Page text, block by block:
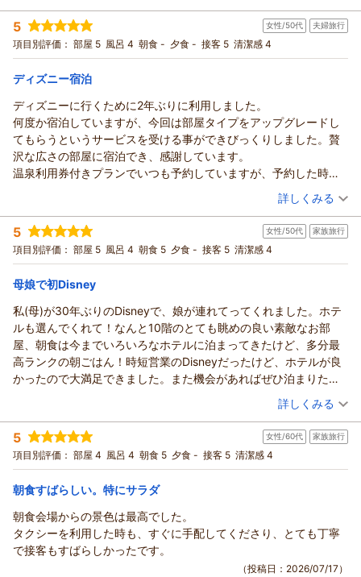
せ。
スタッフ一同、心よりお待ち申し上げております。
（返信日：2026/08/02）
に貼られた場合は通常清掃を控えさせていただいております。
通常清掃をご希望の場合は清掃指示マグネットを貼らずにお出
かけくださいませ。
ヘアーアイロンに関しましては内線電話にてご連絡いただくこ
とでお貸出しが可能でございます。
まいります。
またのご利用、スタッフ一同心よりお待ち申し上げておりま
す。
（返信日：2026/08/02）
宿泊時期： 2026年07月宿泊 (子連れ旅行)
投稿者： ゆかりさん
宿泊プラン： ＼広めのお部屋でリラックス／2人～3人で人気の大部屋を満喫
♪（朝食付き）
4ベッド 朝のみ
宿泊価格帯： 10,001～11,000円(大人一人あたり/税込)
ホテル エミオン 東京ベイからの返信
いつもホテルエミオン東京ベイをご利用いただき誠にありがと
うございます。
客室や朝食、チェックアウトのお時間までゆっくりお寛ぎいた
だけたご様子を伺い、大変嬉しく思います。
今回ご宿泊いただいた「ファミリー６」はご家族やご友人同士
など大人数でのご滞在におすすめのお部屋で、広々とお寛ぎい
ただけます。
これからも快適なご滞在をご提供できるよう努めてまいりま
す。
またのご来館を心よりお待ち申し上げております。
5 女性/50代 夫婦旅行
項目別評価： 部屋 5 風呂 4 朝食 - 夕食 - 接客 5 清潔感 4
ディズニー宿泊
ディズニーに行くために2年ぶりに利用しました。
何度か宿泊していますが、今回は部屋タイプをアップグレードし
てもらうというサービスを受ける事ができびっくりしました。贅
沢な広さの部屋に宿泊でき、感謝しています。
温泉利用券付きプランでいつも予約していますが、予約した時は
2泊しましたが、実際のホテルでの滞在時間は短いものの、とても
快適に過ごせました。金額の変動が激しく、高い時期は宿泊が難
しいですが。
またディズニーに行く時は利用させていただきたいと思います。
（投稿日：2026/07/20）
宿泊時期： 2026年05月宿泊 (夫婦旅行)
投稿者： Duffyさん
宿泊プラン： 【じゃらんのお得な10日間】無料シャトルバス運行あり★素泊
まりプラン
ツイン 食事なし
宿泊価格帯： 16,001～17,000円(大人一人あたり/税込)
ホテル エミオン 東京ベイからの返信
この度はホテルエミオン東京ベイをご利用いただき誠にありが
とうございます。
この度のご宿泊でも快適にご滞在いただけた様子を伺い、大変
嬉しく思います。
販売中の予約プランに関しましては、貴重なご意見をお寄せ下
さり重ねてお礼申し上げます。
頂戴いたしましたお声は今後のサービス向上への参考とさせて
いただきます。
またのご宿泊をスタッフ一同、心よりお待ち申し上げておりま
す。
詳しくみる
5 女性/50代 家族旅行
項目別評価： 部屋 5 風呂 4 朝食 5 夕食 - 接客 5 清潔感 4
母娘で初Disney
私(母)が30年ぶりのDisneyで、娘が連れてってくれました。ホテ
ルも選んでくれて！なんと10階のとても眺めの良い素敵なお部
屋、朝食は今までいろいろなホテルに泊まってきたけど、多分最
高ランクの朝ごはん！時短営業のDisneyだったけど、ホテルが良
かったので大満足できました。また機会があればぜひ泊まりたい
（投稿日：2026/07/20）
宿泊時期： 2026年07月宿泊 (家族旅行)
投稿者： ももママさん
宿泊プラン： 【じゃらんのお得な10日間】無料シャトルバス運行あり☆朝食
付きプラン☆
ツイン 朝のみ
宿泊価格帯： 14,001～15,000円(大人一人あたり/税込)
ホテル エミオン 東京ベイからの返信
この度はホテルエミオン東京ベイをご利用いただき誠にありが
とうございます。
快適にご滞在いただけた様子を伺い、大変嬉しく思います。
詳しくみる
5 女性/60代 家族旅行
項目別評価： 部屋 4 風呂 4 朝食 5 夕食 - 接客 5 清潔感 4
朝食すばらしい。特にサラダ
朝食会場からの景色は最高でした。
タクシーを利用した時も、すぐに手配してくださり、とても丁寧
で接客もすばらしかったです。
（投稿日：2026/07/17）